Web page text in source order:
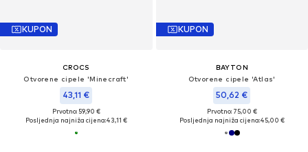
KUPON
CROCS
Otvorene cipele 'Minecraft'
43,11 €
Prvotno: 59,90 €
Posljednja najniža cijena:43,11 €
KUPON
BAYTON
Otvorene cipele 'Atlas'
50,62 €
Prvotno: 75,00 €
Posljednja najniža cijena:45,00 €